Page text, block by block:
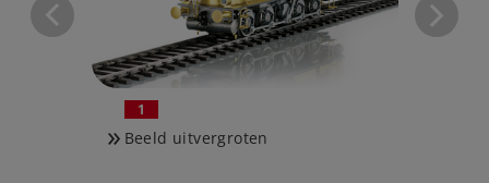
1
Beeld uitvergroten